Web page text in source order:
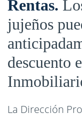
Rentas
jujeños
descuento
La Dirección